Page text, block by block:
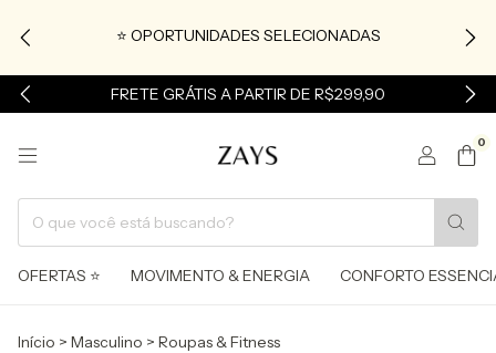
⭐ OPORTUNIDADES SELECIONADAS
FRETE GRÁTIS A PARTIR DE R$299,90
0
OFERTAS ⭐ MOVIMENTO & ENERGIA CONFORTO
Início > Masculino > Roupas & Fitness